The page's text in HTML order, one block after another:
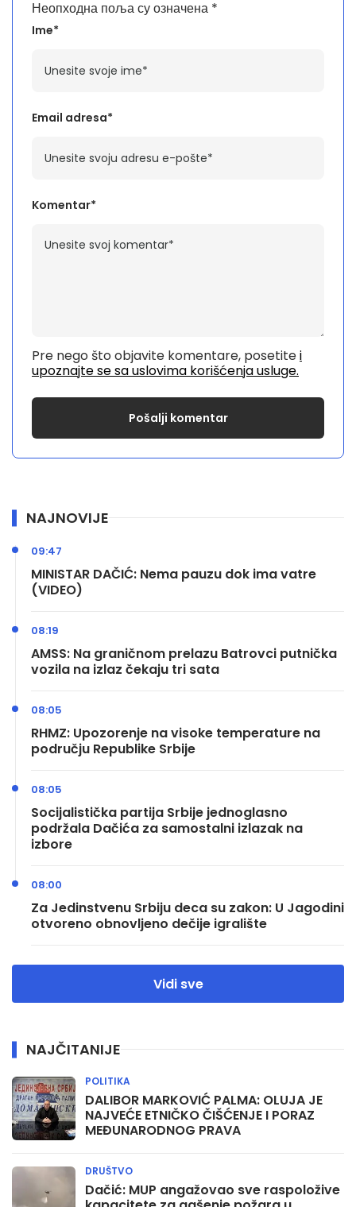
Неопходна поља су означена *
Komentar*
Pre nego što objavite komentare, posetitei
upoznajte se sa uslovima korišćenja usluge.
Ime*
Email adresa*
NAJNOVIJE
MINISTAR DAČIĆ: Nema pauzu dok ima vatre
(VIDEO)
09:47
AMSS: Na graničnom prelazu Batrovci putnička
vozila na izlaz čekaju tri sata
08:19
RHMZ: Upozorenje na visoke temperature na
području Republike Srbije
08:05
Socijalistička partija Srbije jednoglasno
podržala Dačića za samostalni izlazak na
izbore
08:05
Za Jedinstvenu Srbiju deca su zakon: U Jagodini
otvoreno obnovljeno dečije igralište
08:00
Vidi sve
NAJČITANIJE
DALIBOR MARKOVIĆ PALMA: OLUJA JE
NAJVEĆE ETNIČKO ČIŠĆENJE I PORAZ
MEĐUNARODNOG PRAVA
POLITIKA
Dačić: MUP angažovao sve raspoložive
DRUŠTVO